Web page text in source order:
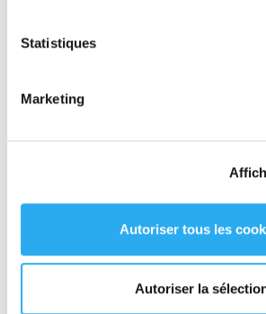
Statistiques
Marketing
Autoriser tous les
Autoriser la
En groupant les lieux d’extraction des
principaux enjeux du transport dans